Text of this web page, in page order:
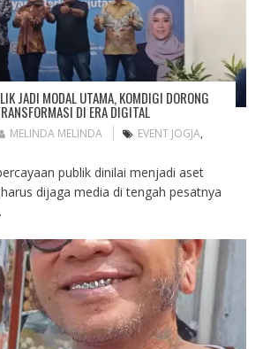
JADI MODAL UTAMA, KOMDIGI DORONG
DI ERA DIGITAL
MELINDA MELINDA EVENT JOGJA,
publik dinilai menjadi aset
dijaga media di tengah pesatnya